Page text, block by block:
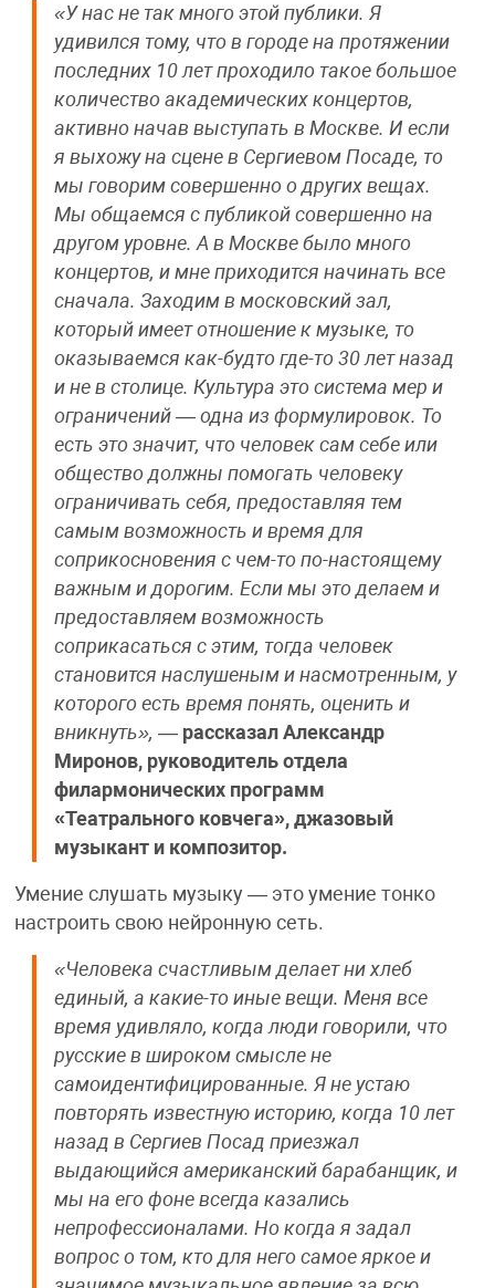
«У нас не так много этой публики. Я
удивился тому, что в городе на протяжении
последних 10 лет проходило такое большое
количество академических концертов,
активно начав выступать в Москве. И если
я выхожу на сцене в Сергиевом Посаде, то
мы говорим совершенно о других вещах.
Мы общаемся с публикой совершенно на
другом уровне. А в Москве было много
концертов, и мне приходится начинать все
сначала. Заходим в московский зал,
который имеет отношение к музыке, то
оказываемся как-будто где-то 30 лет назад
и не в столице. Культура это система мер и
ограничений — одна из формулировок. То
есть это значит, что человек сам себе или
общество должны помогать человеку
ограничивать себя, предоставляя тем
самым возможность и время для
соприкосновения с чем-то по-настоящему
важным и дорогим. Если мы это делаем и
предоставляем возможность
соприкасаться с этим, тогда человек
становится наслушеным и насмотренным, у
которого есть время понять, оценить и
вникнуть», — рассказал Александр
Миронов, руководитель отдела
филармонических программ
«Театрального ковчега», джазовый
музыкант и композитор.
Умение слушать музыку — это умение тонко
настроить свою нейронную сеть.
«Человека счастливым делает ни хлеб
единый, а какие-то иные вещи. Меня все
время удивляло, когда люди говорили, что
русские в широком смысле не
самоидентифицированные. Я не устаю
повторять известную историю, когда 10 лет
назад в Сергиев Посад приезжал
выдающийся американский барабанщик, и
мы на его фоне всегда казались
непрофессионалами. Но когда я задал
вопрос о том, кто для него самое яркое и